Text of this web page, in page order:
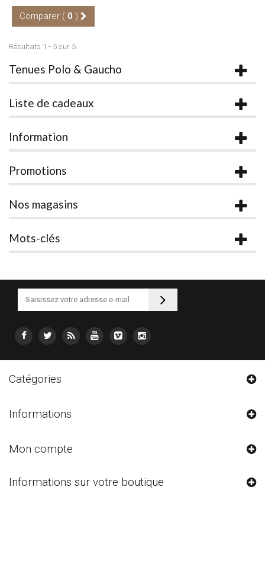
Comparer ( 0 )
Résultats 1 - 5 sur 5.
Tenues Polo & Gaucho
Liste de cadeaux
Information
Promotions
Nos magasins
Mots-clés
Catégories
Informations
Mon compte
Informations sur votre boutique